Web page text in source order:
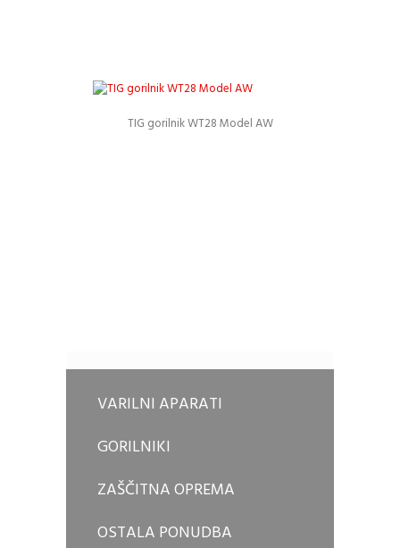
TIG gorilnik WT28 Model AW
VARILNI APARATI
GORILNIKI
ZAŠČITNA OPREMA
OSTALA PONUDBA